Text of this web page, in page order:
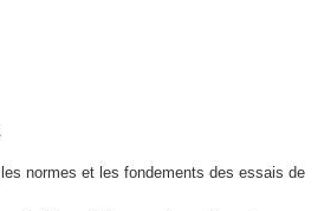
, les normes et les fondements des essais de